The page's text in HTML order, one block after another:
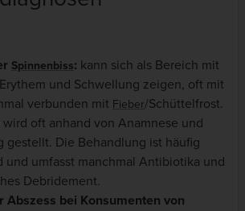
Spinnenbiss: kann sich als Bereich mit
und Schwellung zeigen, oft mit
verbunden mit Fieber/Schüttelfrost.
oft anhand von Anamnese und
gestellt. Die Behandlung ist häufig
und umfasst manchmal Antibiotika und
Debridement.
Abszess bei Konsumenten von